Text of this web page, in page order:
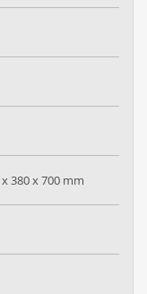
380 x 700 mm